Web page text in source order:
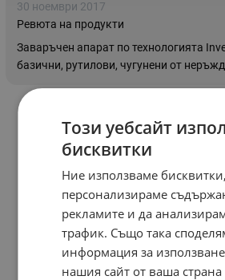
30 ноември 2017
Ревюта на продукти
Заваръчен апарат по технологията
базични, рутилови, чугунени от
Този уебсайт
бисквитки
Ние използваме
персонализираме
рекламите и да
трафик. Също така
информация за
нашия сайт от ваша